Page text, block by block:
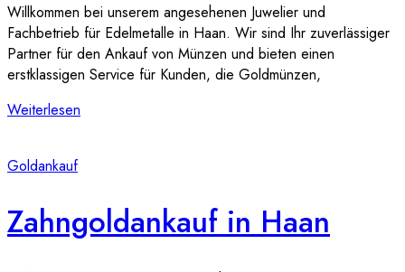
Willkommen bei unserem angesehenen Juwelier und
Fachbetrieb für Edelmetalle in Haan. Wir sind Ihr zuverlässiger
Partner für den Ankauf von Münzen und bieten einen
erstklassigen Service für Kunden, die Goldmünzen,
Weiterlesen
Goldankauf
Zahngoldankauf in Haan